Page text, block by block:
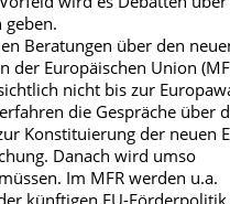
geben.
Beratungen über den
der Europäischen Union
nicht bis zur
die Gespräche über
Konstituierung der neuen
Danach wird umso
Im MFR werden u.a.
künftigen EU-Förderpolitik